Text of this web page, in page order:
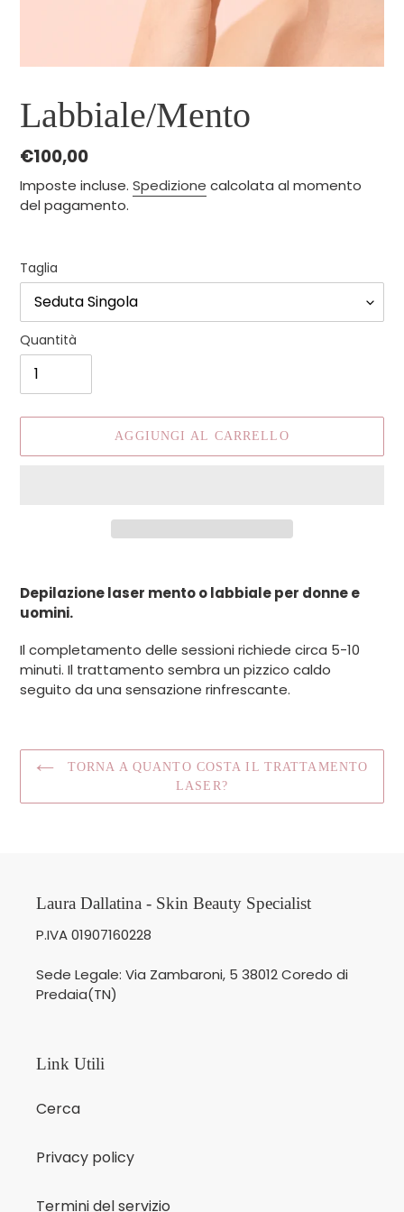
Labbiale/Mento
Prezzo
di
listino
€100,00
Imposte incluse. Spedizione calcolata al momento
del pagamento.
Taglia
Quantità
AGGIUNGI AL CARRELLO
del
prodotto
nel
carrello
Depilazione laser mento o labbiale per donne e
uomini.
Il completamento delle sessioni richiede circa 5-10
minuti. Il trattamento sembra un pizzico caldo
seguito da una sensazione rinfrescante.
TORNA A QUANTO COSTA IL TRATTAMENTO
LASER?
Laura Dallatina - Skin Beauty Specialist
P.IVA 01907160228
Sede Legale: Via Zambaroni, 5 38012 Coredo di
Predaia(TN)
Link Utili
Cerca
Privacy policy
Termini del servizio